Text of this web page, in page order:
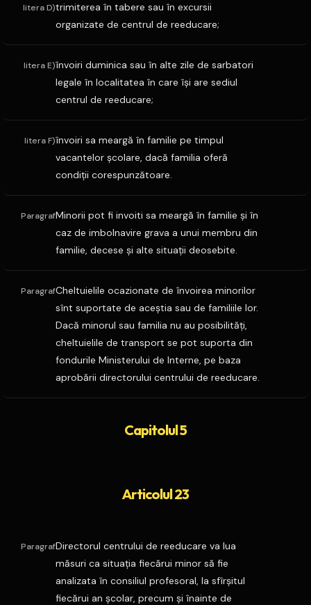
litera D)trimiterea în tabere sau în excursii
organizate de centrul de reeducare;
litera E)învoiri duminica sau în alte zile de sarbatori
legale în localitatea în care îşi are sediul
centrul de reeducare;
litera F)învoiri sa meargă în familie pe timpul
vacantelor şcolare, dacă familia oferă
condiţii corespunzătoare.
ParagrafMinorii pot fi invoiti sa meargă în familie şi în
caz de imbolnavire grava a unui membru din
familie, decese şi alte situaţii deosebite.
ParagrafCheltuielile ocazionate de învoirea minorilor
sînt suportate de aceştia sau de familiile lor.
Dacă minorul sau familia nu au posibilităţi,
cheltuielile de transport se pot suporta din
fondurile Ministerului de Interne, pe baza
aprobării directorului centrului de reeducare.
Capitolul 5
Articolul 23
ParagrafDirectorul centrului de reeducare va lua
măsuri ca situaţia fiecărui minor să fie
analizata în consiliul profesoral, la sfîrşitul
fiecărui an şcolar, precum şi înainte de